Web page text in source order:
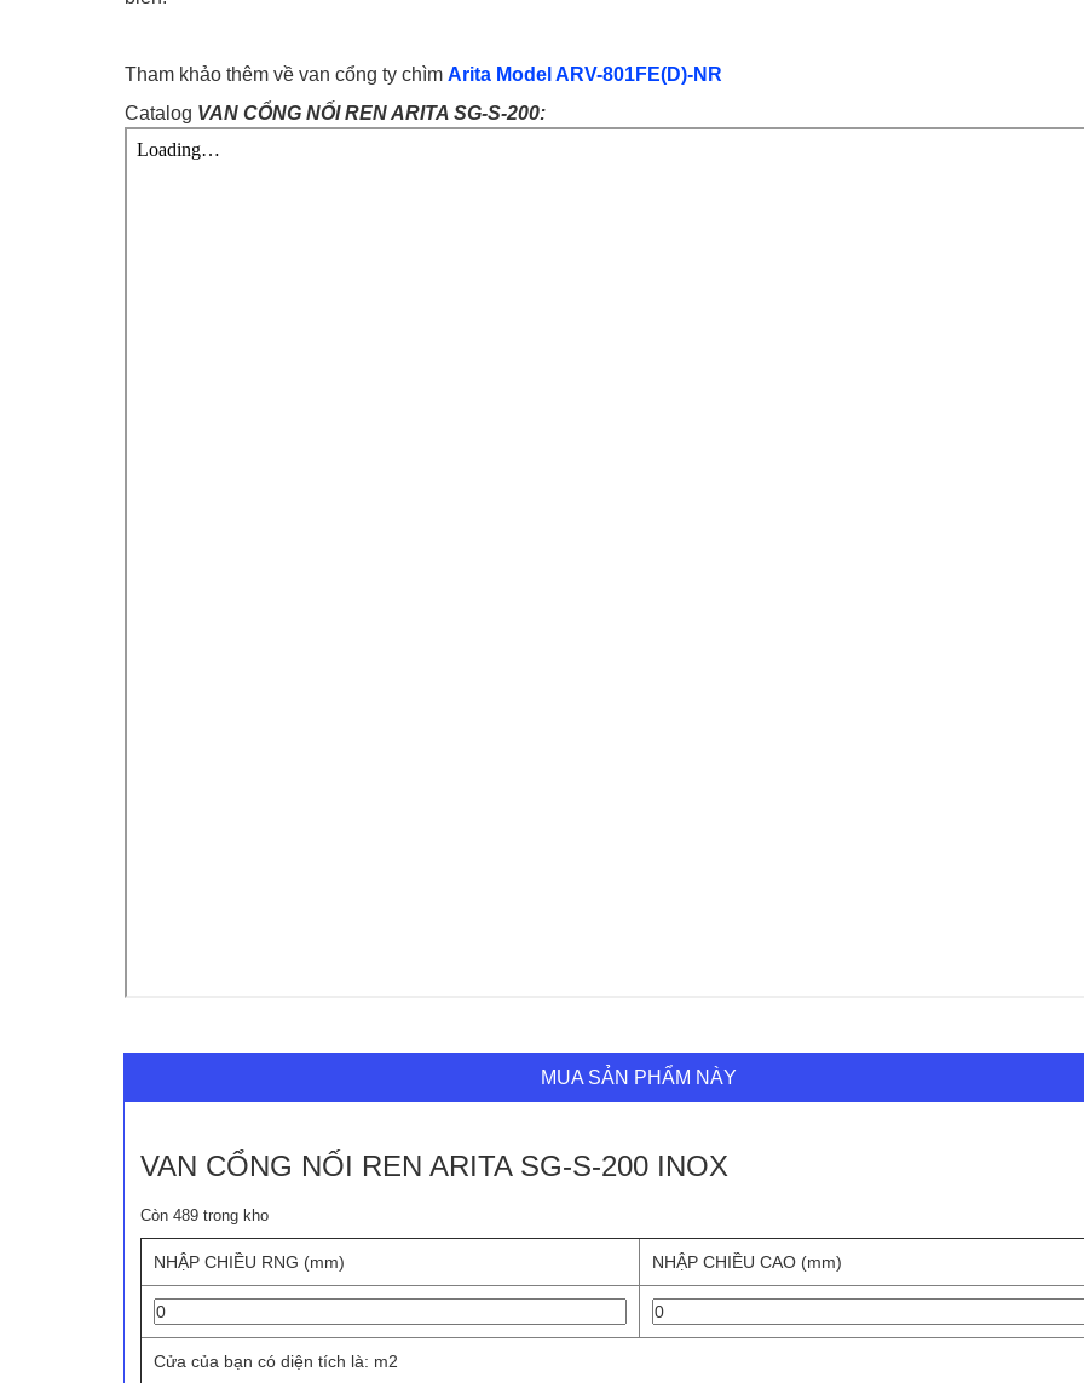
Tham khảo thêm về van cổng ty chìm Arita Model ARV-801FE(D)-NR
Catalog VAN CỔNG NỐI REN ARITA SG-S-200:
MUA SẢN PHẨM NÀY
VAN CỔNG NỐI REN ARITA SG-S-200 INOX
Còn 489 trong kho
NHẬP CHIỀU RNG (mm) NHẬP CHIỀU CAO (mm)
Cửa của bạn có diện tích là: m2